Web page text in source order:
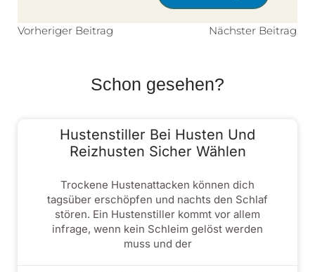
Vorheriger Beitrag Nächster Beitrag
Schon gesehen?
Hustenstiller Bei Husten Und
Reizhusten Sicher Wählen
Trockene Hustenattacken können dich
tagsüber erschöpfen und nachts den Schlaf
stören. Ein Hustenstiller kommt vor allem
infrage, wenn kein Schleim gelöst werden
muss und der